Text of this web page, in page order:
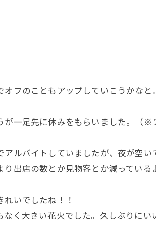
フのこともアップしていこうかなと。
が一足先に休みをもらいました。（※
アルバイトしていましたが、夜が空
り出店の数とか見物客とか減ってい
いでしたね！！
なく大きい花火でした。久しぶりに